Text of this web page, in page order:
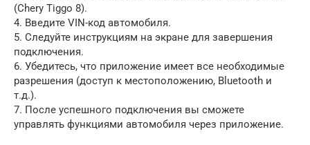
(Chery Tiggo 8).
4. Введите VIN-код автомобиля.
5. Следуйте инструкциям на экране для завершения
подключения.
6. Убедитесь, что приложение имеет все необходимые
разрешения (доступ к местоположению, Bluetooth и
т.д.).
7. После успешного подключения вы сможете
управлять функциями автомобиля через приложение.